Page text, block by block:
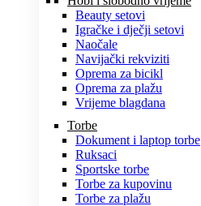
Beauty setovi
Igračke i dječji setovi
Naočale
Navijački rekviziti
Oprema za bicikl
Oprema za plažu
Vrijeme blagdana
Torbe
Dokument i laptop torbe
Ruksaci
Sportske torbe
Torbe za kupovinu
Torbe za plažu